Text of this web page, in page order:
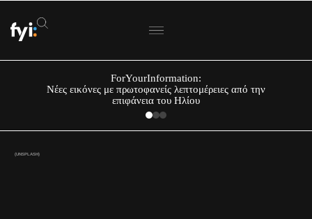
ForYourInformation:
Νέες εικόνες με πρωτοφανείς λεπτομέρειες από την
επιφάνεια του Ηλίου
(UNSPLASH)